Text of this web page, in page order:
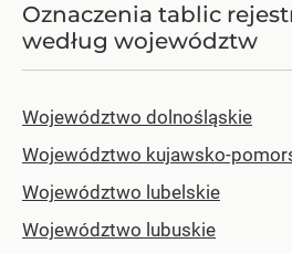
Oznaczenia tablic
według województw
Województwo dolnośląskie
Województwo kujawsko-
Województwo lubelskie
Województwo lubuskie